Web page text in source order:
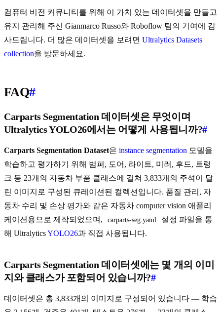
컴퓨터 비전 커뮤니티를 위해 이 가치 있는 데이터셋을 만들고
유지 관리해 주신 Gianmarco Russo와 Roboflow 팀의 기여에 감
사드립니다. 더 많은 데이터셋을 보려면 Ultralytics Datasets
collection을 방문하세요.
FAQ#
Carparts Segmentation 데이터셋은 무엇이며
Ultralytics YOLO26에서는 어떻게 사용됩니까?#
Carparts Segmentation Dataset은 instance segmentation 모델을
학습하고 평가하기 위해 범퍼, 도어, 라이트, 미러, 후드, 트렁
크 등 23개의 자동차 부품 클래스에 걸쳐 3,833개의 주석이 달
린 이미지로 구성된 큐레이션된 컬렉션입니다. 품질 관리, 자
동차 수리 및 손상 평가와 같은 자동차 computer vision 애플리
케이션용으로 제작되었으며,
carparts-seg.yaml
설정 파일을 통
해 UltralyticsYOLO26과 직접 사용됩니다.
Carparts Segmentation 데이터셋에는 몇 개의 이미
지와 클래스가 포함되어 있습니까?#
데이터셋은 총 3,833개의 이미지로 구성되어 있습니다 — 학습